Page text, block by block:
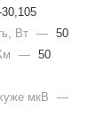
Вт — 50
— 50
мкВ
—